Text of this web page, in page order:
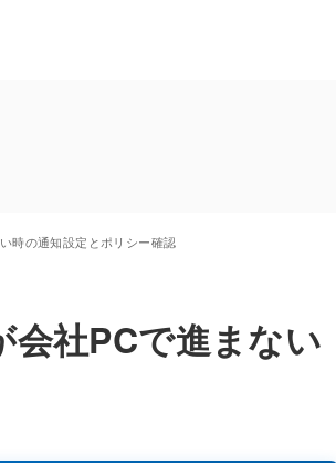
時の通知設定とポリシー確認
会社PCで進まない